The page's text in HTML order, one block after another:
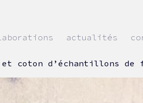
actualités
coton d’échantillons